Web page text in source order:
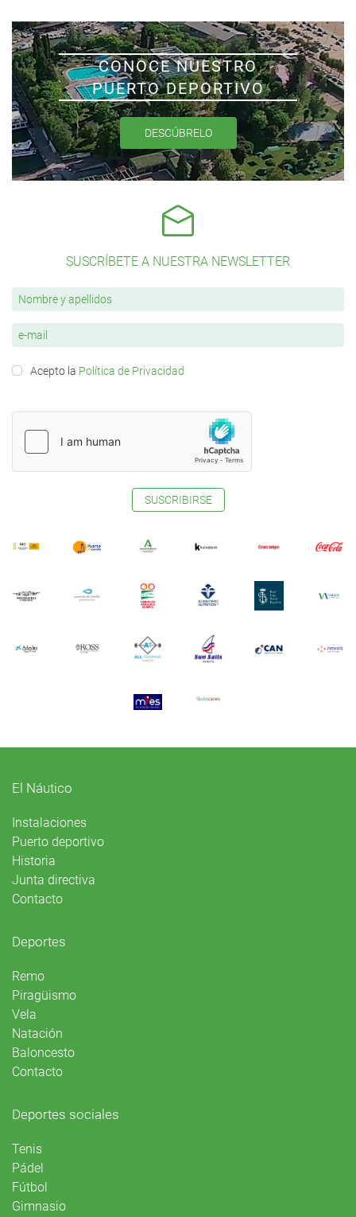
CONOCE NUESTRO
PUERTO DEPORTIVO
DESCÚBRELO
SUSCRÍBETE A NUESTRA NEWSLETTER
Acepto la Política de Privacidad
SUSCRIBIRSE
El Náutico
Instalaciones
Puerto deportivo
Historia
Junta directiva
Contacto
Deportes
Remo
Piragüismo
Vela
Natación
Baloncesto
Contacto
Deportes sociales
Tenis
Pádel
Fútbol
Gimnasio